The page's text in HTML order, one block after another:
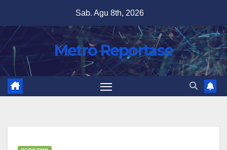
content
Sab. Agu 8th, 2026
Metro Reportase